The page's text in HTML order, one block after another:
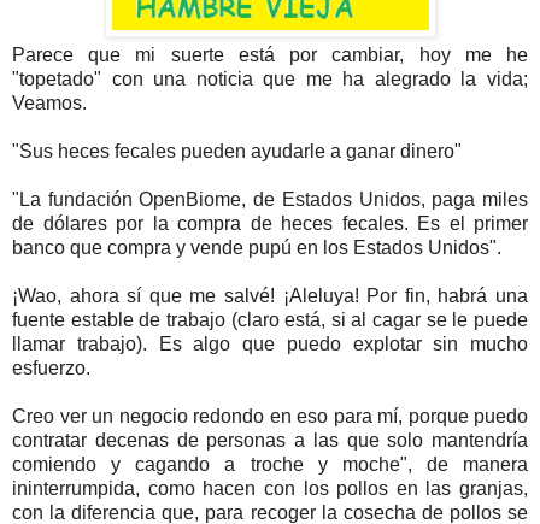
Parece que mi suerte está por cambiar, hoy me he
"topetado" con una noticia que me ha alegrado la vida;
Veamos.
"Sus heces fecales pueden ayudarle a ganar dinero"
"La fundación OpenBiome, de Estados Unidos, paga miles
de dólares por la compra de heces fecales. Es el primer
banco que compra y vende pupú en los Estados Unidos".
¡Wao, ahora sí que me salvé! ¡Aleluya! Por fin, habrá una
fuente estable de trabajo (claro está, si al cagar se le puede
llamar trabajo). Es algo que puedo explotar sin mucho
esfuerzo.
Creo ver un negocio redondo en eso para mí, porque puedo
contratar decenas de personas a las que solo mantendría
comiendo y cagando a troche y moche", de manera
ininterrumpida, como hacen con los pollos en las granjas,
con la diferencia que, para recoger la cosecha de pollos se